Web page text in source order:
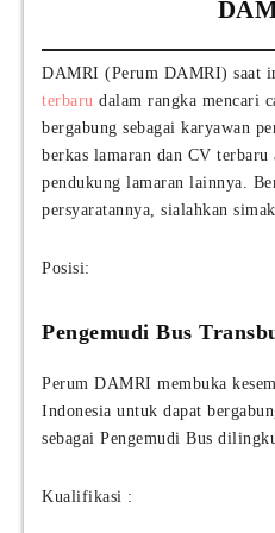
DAMRI (Perum DAMRI) saat
terbaru dalam rangka mencari
bergabung sebagai karyawan
berkas lamaran dan CV terbaru
pendukung lamaran lainnya.
persyaratannya, sialahkan
Posisi:
Pengemudi Bus
Perum DAMRI membuka
Indonesia untuk dapat
sebagai Pengemudi Bus
Kualifikasi :